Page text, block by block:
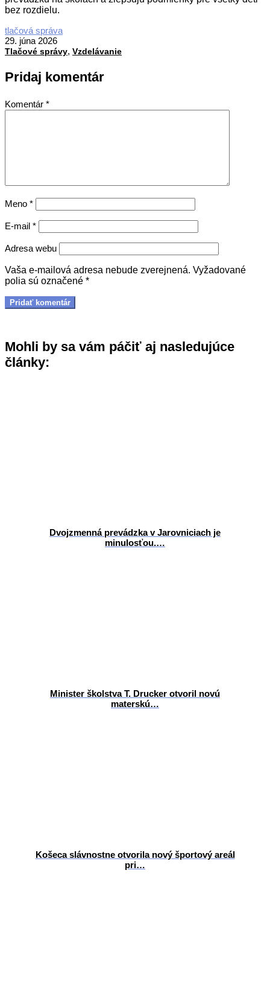
bez rozdielu.
2026-
06-
29
tlačová správa
29. júna 2026
Tlačové správy, Vzdelávanie
Pridaj komentár
Komentár *
Meno *
E-mail *
Adresa webu
Vaša e-mailová adresa nebude zverejnená. Vyžadované
polia sú označené *
Mohli by sa vám páčiť aj nasledujúce
články:
Dvojzmenná prevádzka v Jarovniciach je
minulosťou.…
Minister školstva T. Drucker otvoril novú
materskú…
Košeca slávnostne otvorila nový športový areál
pri…